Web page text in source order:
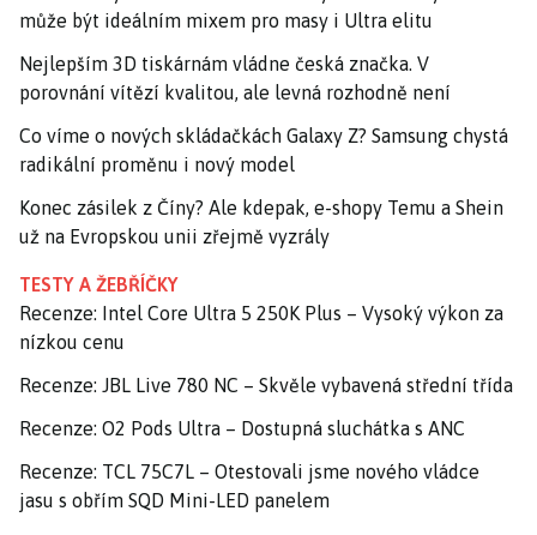
může být ideálním mixem pro masy i Ultra elitu
Nejlepším 3D tiskárnám vládne česká značka. V
porovnání vítězí kvalitou, ale levná rozhodně není
Co víme o nových skládačkách Galaxy Z? Samsung chystá
radikální proměnu i nový model
Konec zásilek z Číny? Ale kdepak, e-shopy Temu a Shein
už na Evropskou unii zřejmě vyzrály
TESTY A ŽEBŘÍČKY
Recenze: Intel Core Ultra 5 250K Plus – Vysoký výkon za
nízkou cenu
Recenze: JBL Live 780 NC – Skvěle vybavená střední třída
Recenze: O2 Pods Ultra – Dostupná sluchátka s ANC
Recenze: TCL 75C7L – Otestovali jsme nového vládce
jasu s obřím SQD Mini-LED panelem